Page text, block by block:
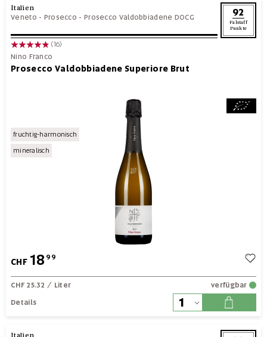
Italien
Veneto - Prosecco - Prosecco Valdobbiadene DOCG 92
Falstaff
Punkte
(16)
Nino Franco
Prosecco Valdobbiadene Superiore Brut
fruchtig-harmonisch
mineralisch
CHF 18 99
CHF 25.32 / Liter
verfügbar
Details
Italien